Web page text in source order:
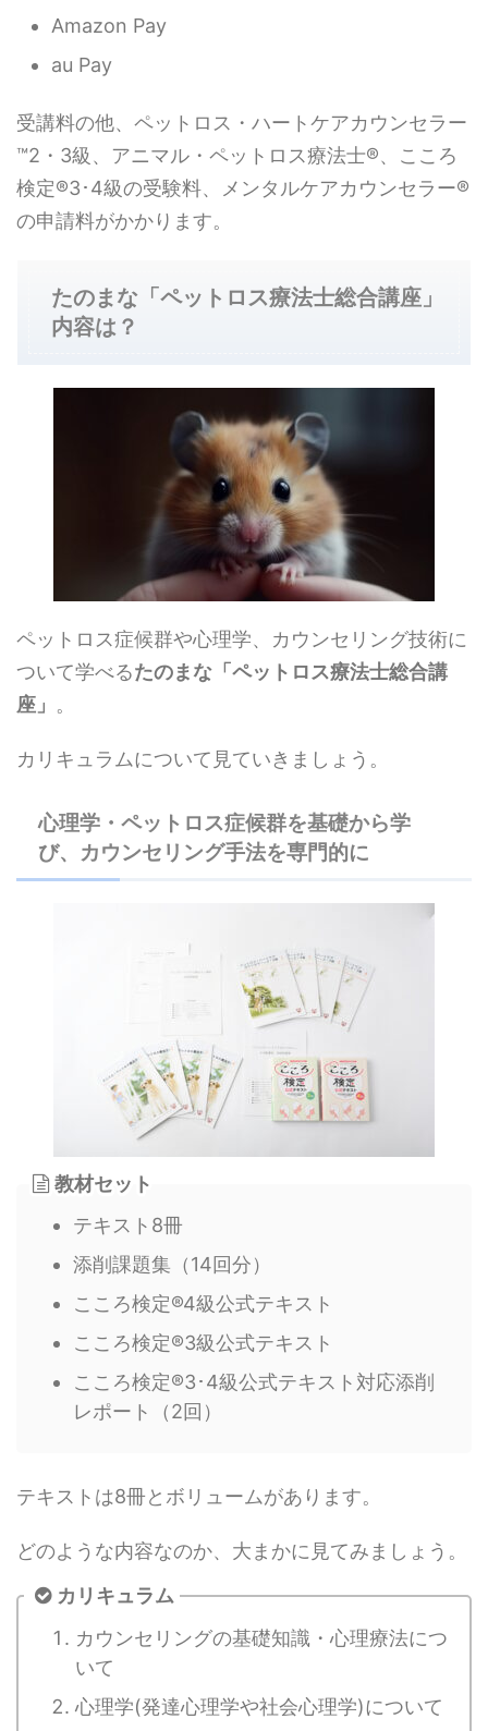
Amazon Pay
au Pay
受講料の他、ペットロス・ハートケアカウンセラー
™2・3級、アニマル・ペットロス療法士®、こころ
検定®3･4級の受験料、メンタルケアカウンセラー®
の申請料がかかります。
たのまな「ペットロス療法士総合講座」
内容は？
ペットロス症候群や心理学、カウンセリング技術に
ついて学べるたのまな「ペットロス療法士総合講
座」 。
カリキュラムについて見ていきましょう。
心理学・ペットロス症候群を基礎から学
び、カウンセリング手法を専門的に
教材セット
テキスト8冊
添削課題集（14回分）
こころ検定®4級公式テキスト
こころ検定®3級公式テキスト
こころ検定®3･4級公式テキスト対応添削
レポート（2回）
テキストは8冊とボリュームがあります。
どのような内容なのか、大まかに見てみましょう。
カリキュラム
カウンセリングの基礎知識・心理療法につ
いて
心理学(発達心理学や社会心理学)について